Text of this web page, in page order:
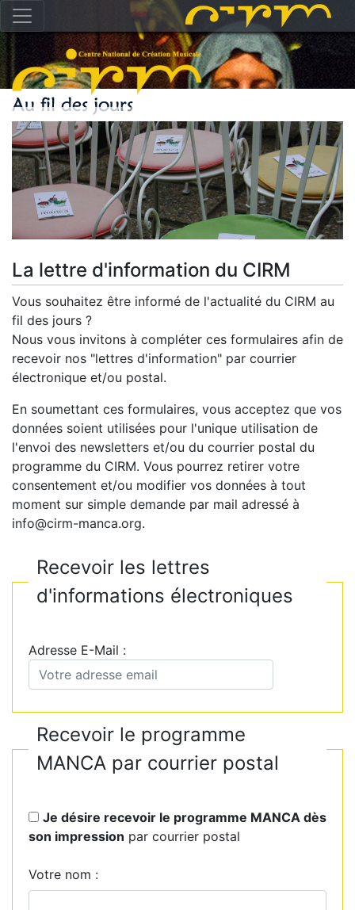
La lettre d'information du CIRM
Vous souhaitez être informé de l'actualité du CIRM au
fil des jours ?
Nous vous invitons à compléter ces formulaires afin de
recevoir nos "lettres d'information" par courrier
électronique et/ou postal.
En soumettant ces formulaires, vous acceptez que vos
données soient utilisées pour l'unique utilisation de
l'envoi des newsletters et/ou du courrier postal du
programme du CIRM. Vous pourrez retirer votre
consentement et/ou modifier vos données à tout
moment sur simple demande par mail adressé à
info@cirm-manca.org.
Recevoir les lettres
d'informations électroniques
Adresse E-Mail :
Recevoir le programme
MANCA par courrier postal
Je désire recevoir le programme MANCA dès
son impression par courrier postal
Votre nom :